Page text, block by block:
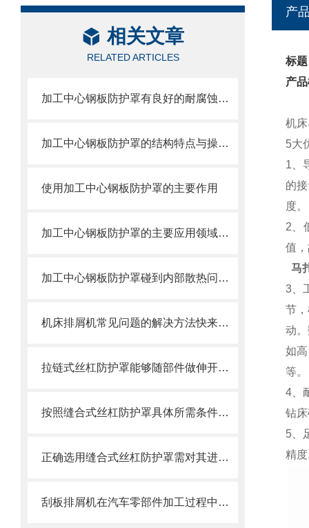
相关文章
RELATED ARTICLES
加工中心钢板防护罩有良好的耐腐蚀性，能在各种环境下长时间使用
加工中心钢板防护罩的结构特点与操作维护方式
使用加工中心钢板防护罩的主要作用
加工中心钢板防护罩的主要应用领域和产品的主要特性
加工中心钢板防护罩碰到内部散热问题改怎么办？这篇文章告诉你
机床排屑机常见问题的解决方法快来看看吧！
拉链式丝杠防护罩能够随部件做伸开或压缩运动
按照缝合式丝杠防护罩具体所需条件定制
正确选用缝合式丝杠防护罩需对其进行风险评估
刮板排屑机在汽车零部件加工过程中的作用
产
标
产
机
5大
1、
的
度。
2、
值
马
3、
节
动
如
等。
4、
钻
5、
精